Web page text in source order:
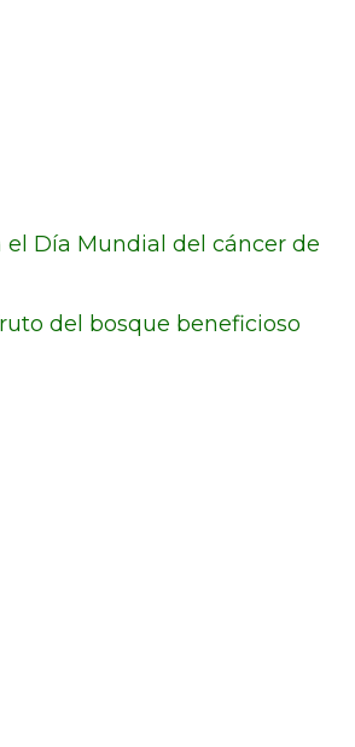
el Día Mundial del cáncer de
del bosque beneficioso